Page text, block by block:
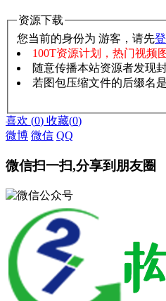
资源下载
您当前的身份为 游客，请先
100T资源计划，热门视频
随意传播本站资源者发现
若图包压缩文件的后缀名
喜欢 (0) 收藏(0)
微博 微信 QQ
微信扫一扫,分享到朋友圈